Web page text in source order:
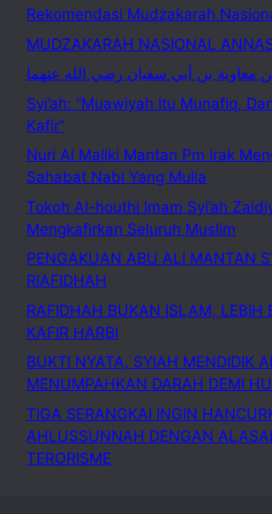
Rekomendasi Mudzakarah
MUDZAKARAH NASIONAL
معاوية بن أبي سفيان رضي الله عنهما
Syi’ah: “Muawiyah Itu Munafiq,
Kafir”
Nuri Al Maliki Mantan Pm Irak
Sahabat Nabi Yang Mulia
Tokoh Al-houthi Imam Syi’ah
Mengkafirkan Seluruh Muslim
PENGAKUAN ABU ALI MANTAN
RIAFIDHAH
RAFIDHAH BUKAN ISLAM, LEBIH
KAFIR HARBI
BUKTI NYATA, SYIAH MENDIDIK
MENUMPAHKAN DARAH DEMI
TIGA SERANGKAI INGIN
AHLUSSUNNAH DENGAN
TERORISME